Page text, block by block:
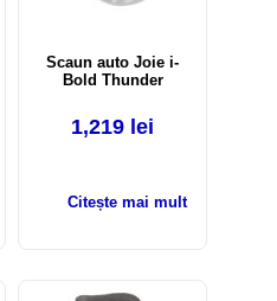
Scaun auto Joie i-
Bold Thunder
1,219 lei
Citește mai mult